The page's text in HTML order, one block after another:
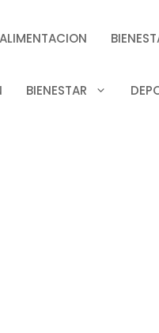
ALIMENTACION
BIENESTAR